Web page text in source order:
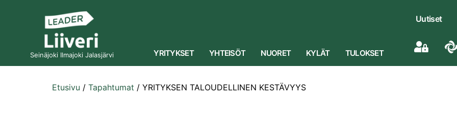
Seinäjoki Ilmajoki Jalasjärvi YRITYKSET YHTEISÖT NUORET KYLÄT TULOKSET
Uutiset
Etusivu / Tapahtumat / YRITYKSEN TALOUDELLINEN KESTÄVYYS